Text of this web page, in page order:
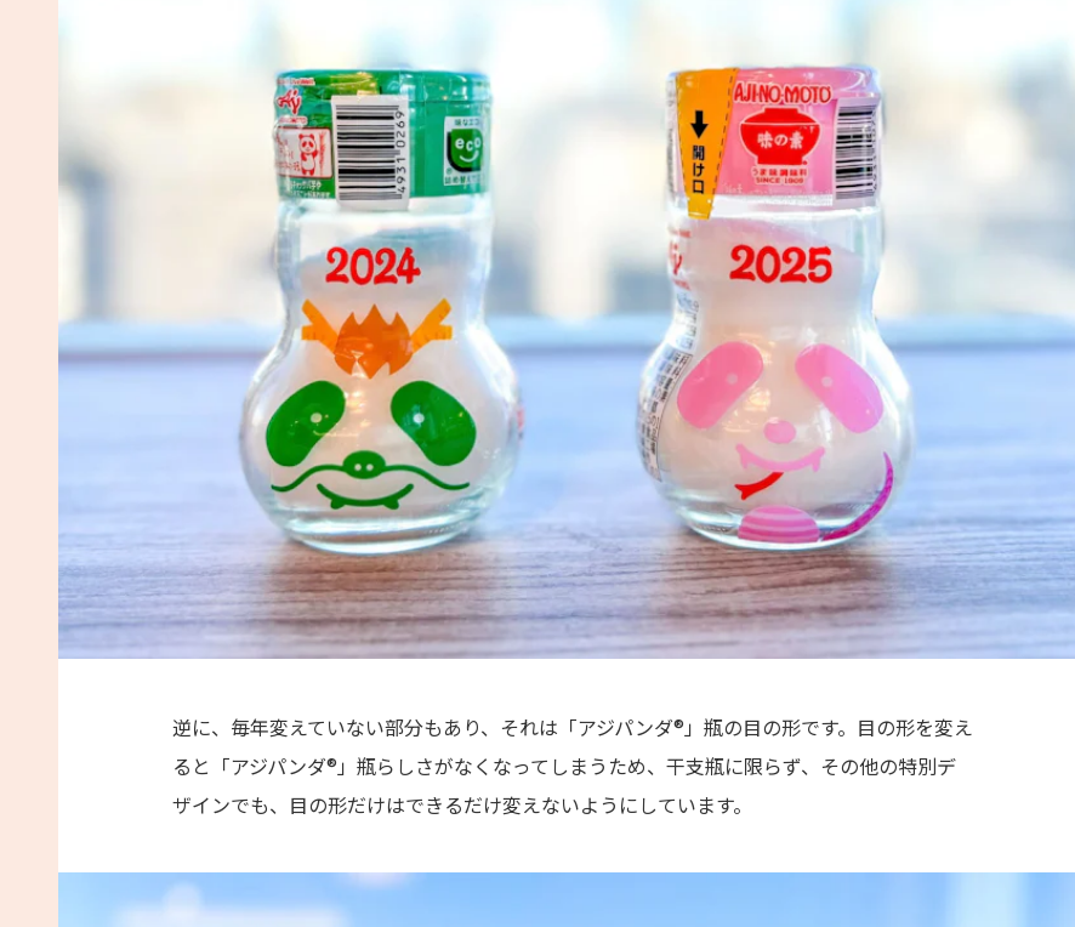
逆に、毎年変えていない部分もあり、それは「アジパンダ®」瓶の目の形です。目の形を変え
ると「アジパンダ®」瓶らしさがなくなってしまうため、干支瓶に限らず、その他の特別デ
ザインでも、目の形だけはできるだけ変えないようにしています。